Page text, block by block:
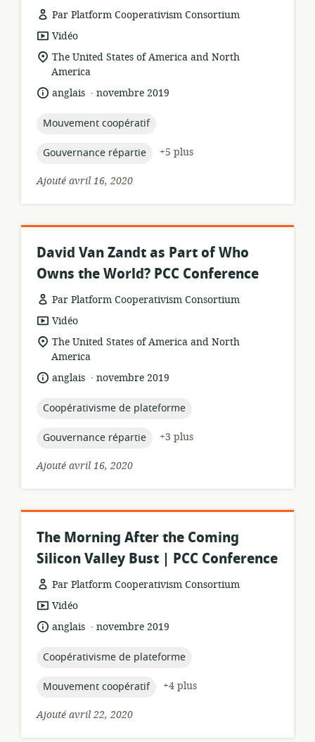
Par Platform Cooperativism Consortium
Format
de
ressource:
Vidéo
Lieu
de
pertinence:
The United States of America and North
America
langue:
anglais .
date
publication:
novembre 2019
topic:
Mouvement coopératif
topic:
Gouvernance répartie
+5 plus
Ajouté avril 16, 2020
David Van Zandt as Part of Who
Owns the World? PCC Conference
Par Platform Cooperativism Consortium
Format
de
ressource:
Vidéo
Lieu
de
pertinence:
The United States of America and North
America
langue:
anglais .
date
publication:
novembre 2019
topic:
Coopérativisme de plateforme
topic:
Gouvernance répartie
+3 plus
Ajouté avril 16, 2020
The Morning After the Coming
Silicon Valley Bust | PCC Conference
Par Platform Cooperativism Consortium
Format
ressource:
Vidéo
langue:
anglais .
date
publication:
novembre 2019
topic:
Coopérativisme de plateforme
topic:
Mouvement coopératif
+4 plus
Ajouté avril 22, 2020